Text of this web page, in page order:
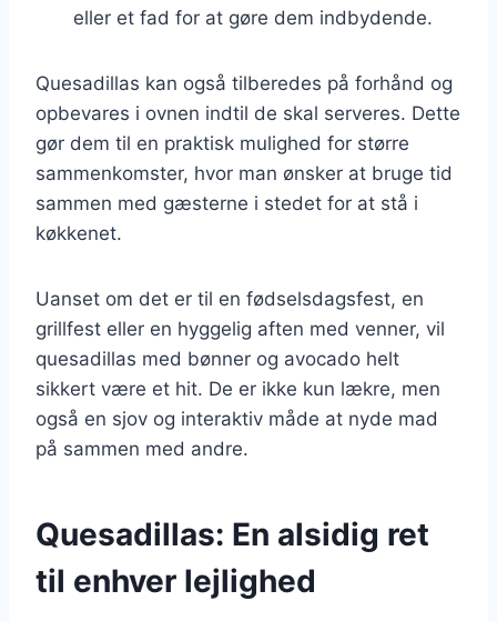
eller et fad for at gøre dem indbydende.
Quesadillas kan også tilberedes på forhånd og
opbevares i ovnen indtil de skal serveres. Dette
gør dem til en praktisk mulighed for større
sammenkomster, hvor man ønsker at bruge tid
sammen med gæsterne i stedet for at stå i
køkkenet.
Uanset om det er til en fødselsdagsfest, en
grillfest eller en hyggelig aften med venner, vil
quesadillas med bønner og avocado helt
sikkert være et hit. De er ikke kun lækre, men
også en sjov og interaktiv måde at nyde mad
på sammen med andre.
Quesadillas: En alsidig ret
til enhver lejlighed